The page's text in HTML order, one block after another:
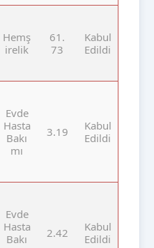
Hemş
irelik
61.
73
Kabul
Edildi
Evde
Hasta
Bakı
mı
3.19
Kabul
Edildi
Evde
Hasta
Bakı
2.42
Kabul
Edildi